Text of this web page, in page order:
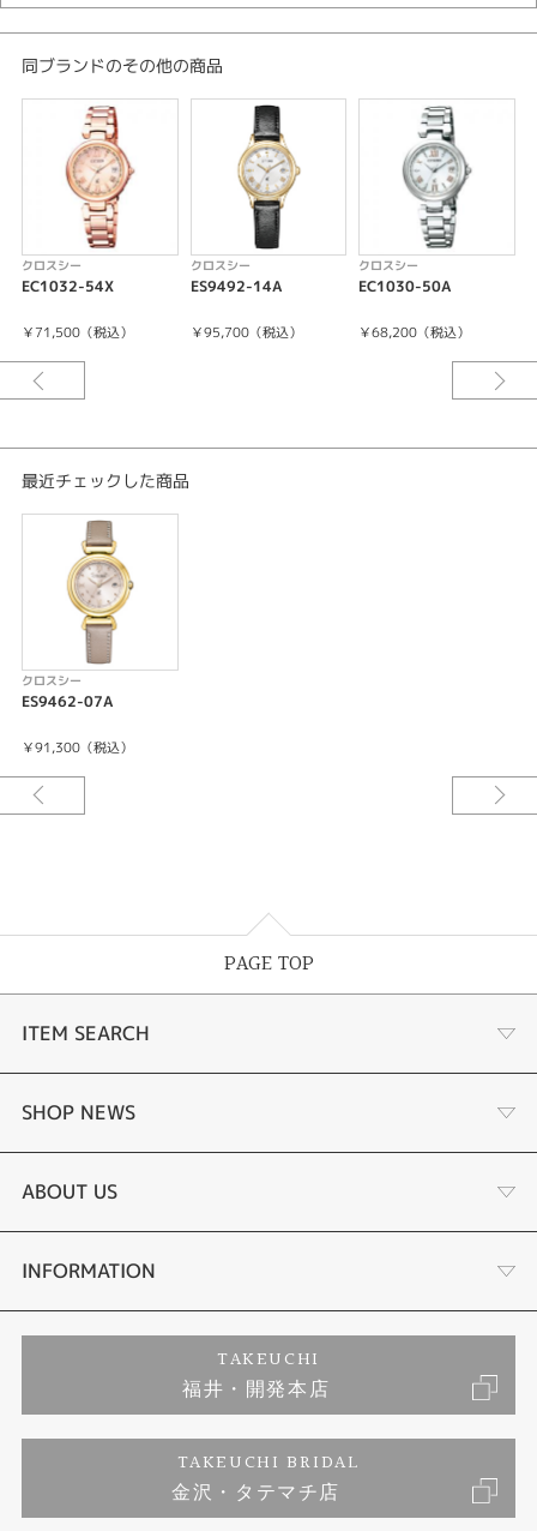
革ベルト
ソーラー電波
クロスシー
5気圧防水以下
レディース 腕時計
クロスシー ＞ mizu コレクション
腕時計
紹介文
充電残量表示機能
充電警告機能
過充電防止機能
パワーセーブ機能
定時受信機能
パーペチュアルカレンダー
ダイレクトフライト
ワールドタイム機能(24時差)
サマータイム機能
パーフェックス(JIS1種耐磁、衝撃検知機能、針自動補正機能)
同ブランドのその他の商品
クロスシー
EC1032-54X
￥71,500（税込）
クロスシー
ES9492-14A
￥95,700（税込）
クロスシー
EC1030-50A
￥68,200（税込）
最近チェックした商品
クロスシー
ES9462-07A
￥91,300（税込）
PAGE TOP
ITEM SEARCH
婚約指輪
結婚指輪
セットリング
婚約ネックレス
エタニティリング
SHOP NEWS
タケウチのこだわり
プロポーズサポート
ブランドリスト
ジュエリーリフォーム
福井指輪工房｜手作りペアリング
ABOUT US
会社概要
お客様の声
INFORMATION
プライバシーポリシー
TAKEUCHI
福井・開発本店
TAKEUCHI BRIDAL
金沢・タテマチ店